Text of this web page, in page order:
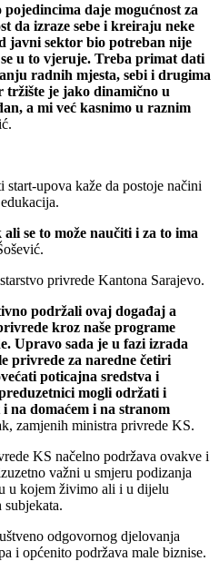
daje mogućnost za
da izraze sebe i kreiraju neke
javni sektor bio potreban nije
u to vjeruje. Treba primat dati
radnih mjesta, sebi i drugima
tržište je jako dinamično u
a mi već kasnimo u raznim
upova kaže da postoje načini
se to može naučiti i za to ima
privrede Kantona Sarajevo.
podržali ovaj događaj a
kroz naše programe
Upravo sada je u fazi izrada
privrede za naredne četiri
poticajna sredstva i
mogli održati i
na domaćem i na stranom
zamjenih ministra privrede KS.
KS načelno podržava ovakve i
važni u smjeru podizanja
u kojem živimo ali i u dijelu
odgovornog djelovanja
i općenito podržava male biznise.